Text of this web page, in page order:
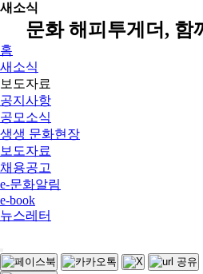
새소식
문화 해피투게더, 함
홈
새소식
보도자료
공지사항
공모소식
생생 문화현장
보도자료
채용공고
e-문화알림
e-book
뉴스레터